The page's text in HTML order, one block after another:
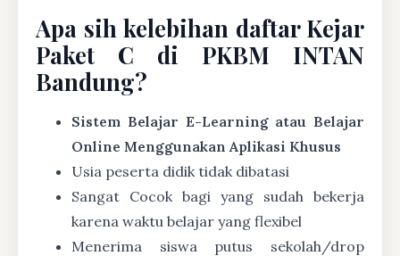
Apa sih kelebihan daftar Kejar
Paket C di PKBM INTAN
Bandung?
Sistem Belajar E-Learning atau Belajar
Online Menggunakan Aplikasi Khusus
Usia peserta didik tidak dibatasi
Sangat Cocok bagi yang sudah bekerja
karena waktu belajar yang flexibel
Menerima siswa putus sekolah/drop